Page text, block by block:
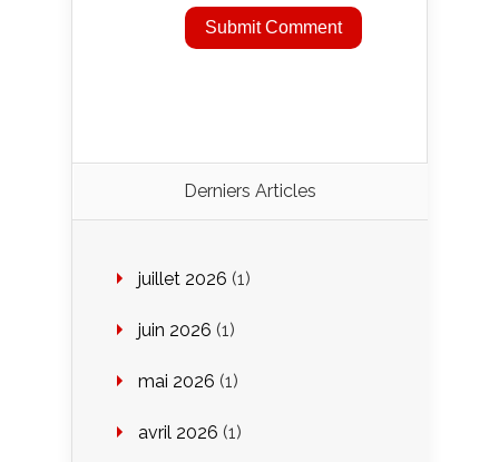
Derniers Articles
juillet 2026 (1)
juin 2026 (1)
mai 2026 (1)
avril 2026 (1)